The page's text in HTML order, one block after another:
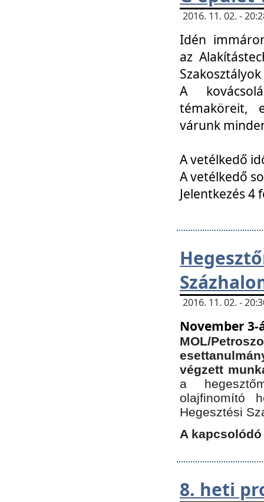
2016. 11. 02. -
Idén
az
A
témaköreit,
várunk
A vetélkedő
A vetélkedő
Jelentkezés 4
2016. 11. 02. -
November
MOL/
végzett
a
olajfinomító
Hegesztési
A
8. heti